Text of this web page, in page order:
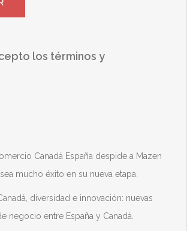
los términos y
Canadá España despide a Mazen
mucho éxito en su nueva etapa.
diversidad e innovación: nuevas
negocio entre España y Canadá.